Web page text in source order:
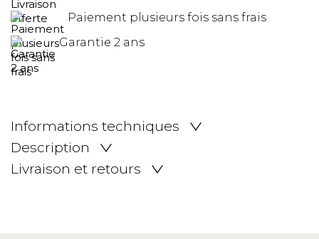
Paiement plusieurs fois sans frais
Garantie 2 ans
Informations techniques
Description
Livraison et retours